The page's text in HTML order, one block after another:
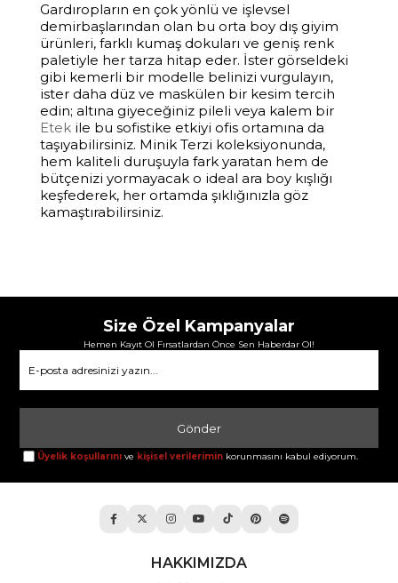
Gardıropların en çok yönlü ve işlevsel
demirbaşlarından olan bu orta boy dış giyim
ürünleri, farklı kumaş dokuları ve geniş renk
paletiyle her tarza hitap eder. İster görseldeki
gibi kemerli bir modelle belinizi vurgulayın,
ister daha düz ve maskülen bir kesim tercih
edin; altına giyeceğiniz pileli veya kalem bir
Etek ile bu sofistike etkiyi ofis ortamına da
taşıyabilirsiniz. Minik Terzi koleksiyonunda,
hem kaliteli duruşuyla fark yaratan hem de
bütçenizi yormayacak o ideal ara boy kışlığı
keşfederek, her ortamda şıklığınızla göz
kamaştırabilirsiniz.
Size Özel Kampanyalar
Hemen Kayıt Ol Fırsatlardan Önce Sen Haberdar Ol!
Gönder
Üyelik koşullarını ve kişisel verilerimin korunmasını kabul ediyorum.
HAKKIMIZDA